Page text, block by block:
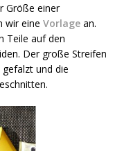
Größe einer
wir eine Vorlage an.
Teile auf den
Der große Streifen
und die